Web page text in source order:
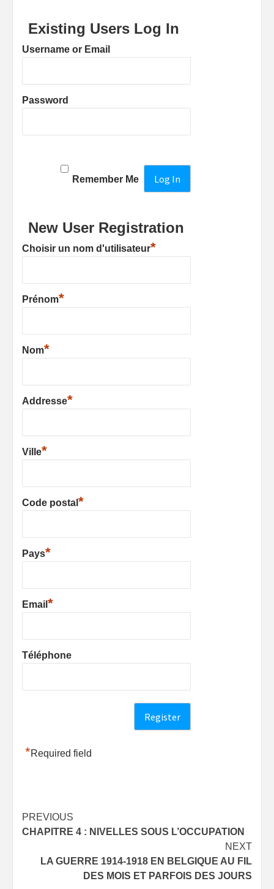
Existing Users Log In
Username or Email
Password
Remember Me
New User Registration
Choisir un nom d'utilisateur*
Prénom*
Nom*
Addresse*
Ville*
Code postal *
Pays*
Email *
Téléphone
*Required field
Post
navigation
PREVIOUS
CHAPITRE 4 : NIVELLES SOUS L’OCCUPATION
NEXT
LA GUERRE 1914-1918 EN BELGIQUE AU FIL
DES MOIS ET PARFOIS DES JOURS